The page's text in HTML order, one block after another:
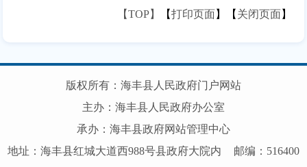
【TOP】 【打印页面】【 关闭页面】
版权所有：海丰县人民政府门户网站
主办：海丰县人民政府办公室
承办：海丰县政府网站管理中心
地址：海丰县红城大道西988号县政府大院内
邮编：516400